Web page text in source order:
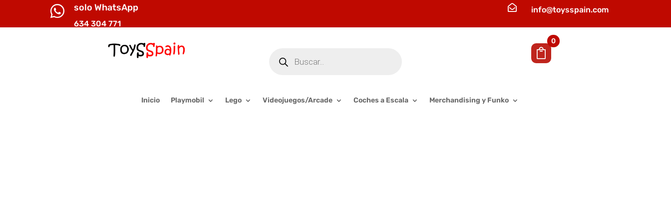
 solo WhatsApp
634 304 771
 info@toysspain.com
productos
0
Inicio Playmobil Lego Videojuegos/Arcade Coches a Escala Merchandising y Funko